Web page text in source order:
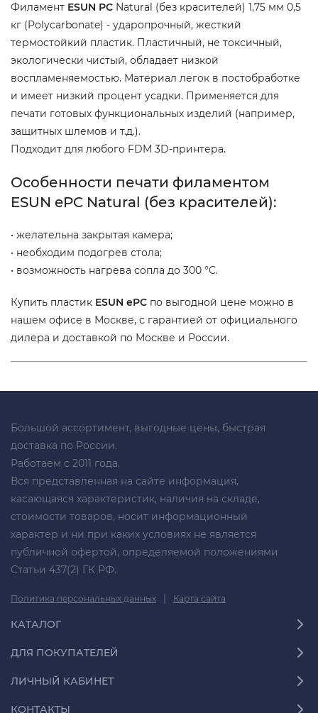
Филамент ESUN PC Natural (без красителей) 1,75 мм 0,5
кг (Polycarbonate) - ударопрочный, жесткий
термостойкий пластик. Пластичный, не токсичный,
экологически чистый, обладает низкой
воспламеняемостью. Материал легок в постобработке
и имеет низкий процент усадки. Применяется для
печати готовых функциональных изделий (например,
защитных шлемов и т.д.).
Подходит для любого FDM 3D-принтера.
Особенности печати филаментом
ESUN ePC Natural (без красителей):
• желательна закрытая камера;
• необходим подогрев стола;
• возможность нагрева сопла до 300 °C.
Купить пластик ESUN ePC по выгодной цене можно в
нашем офисе в Москве, с гарантией от официального
дилера и доставкой по Москве и России.
Большой ассортимент, выгодные цены, быстрая
доставка по России.
Работаем с 2011 года.
Вся представленная на сайте информация,
касающаяся характеристик, наличия на складе,
стоимости товаров, носит информационный
характер и ни при каких условиях не является
публичной офертой, определяемой положениями
Статьи 437(2) ГК РФ.
Политика персональных данных | Карта сайта
КАТАЛОГ
ДЛЯ ПОКУПАТЕЛЕЙ
ЛИЧНЫЙ КАБИНЕТ
КОНТАКТЫ